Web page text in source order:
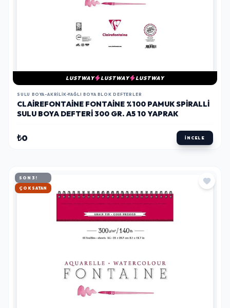
LUSTWAY LUSTWAY LUSTWAY
SULU BOYA-AKRILIK-YAĞLI BOYA BLOK DEFTERLER
CLAIREFONTAINE FONTAINE %100 PAMUK SPIRALLI
SULU BOYA DEFTERI 300 GR. A5 10 YAPRAK
₺0 İNCELE
SON 3!
HIZLI KARGO